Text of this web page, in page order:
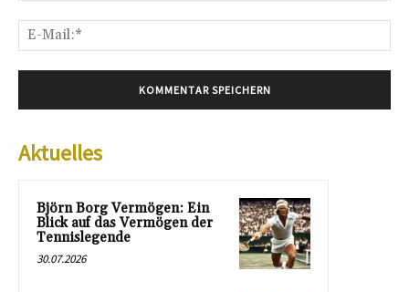
Aktuelles
Björn Borg Vermögen: Ein
Blick auf das Vermögen der
Tennislegende
30.07.2026